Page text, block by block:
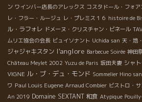
ン ワインバー店長のアレックス コスタドール・フォア
レ・フラー・ルージュ レ・プレミス１６ histoire de
ル・ラフォレ ドメーヌ・クリスチャン・ビネール
ムリエ協会の会長 ビュイソナント Uchida san 天・地
ジャジャキスタン l'anglore Barbecue Soirée 神田
Château Meylet 2002 Yuzu de Paris 坂田夫妻 シャ
VIGNE ル・ブ・デュ・モンド Sommelier Hino san
ワ Paul Louis Eugene Arnaud Combier ビストロ・
An 2019 Domaine SEXTANT 和食 Atypique